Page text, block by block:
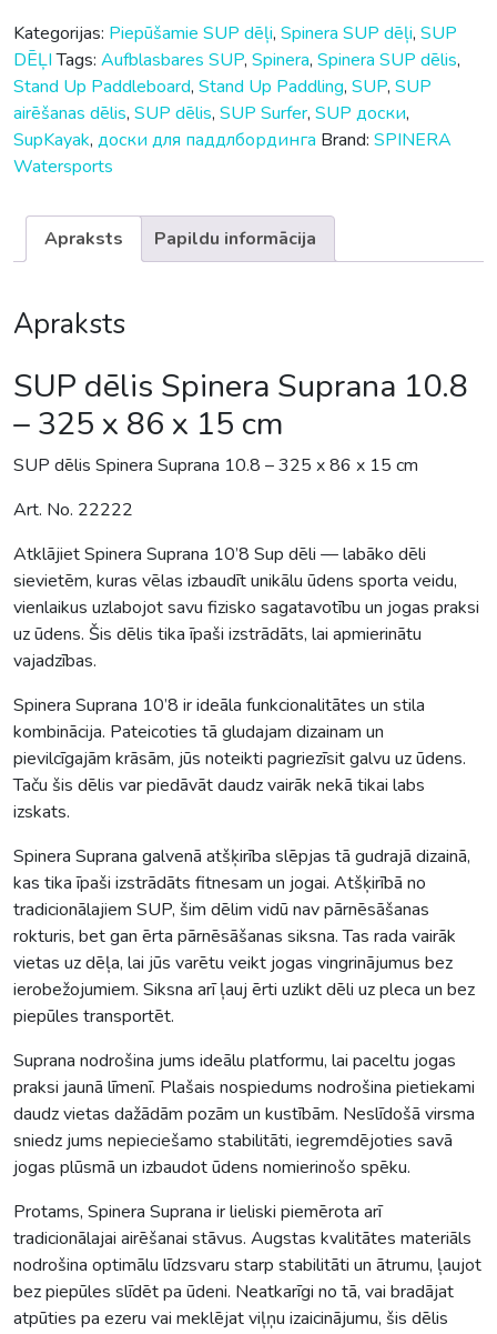
Kategorijas: Piepūšamie SUP dēļi, Spinera SUP dēļi, SUP
DĒĻI Tags: Aufblasbares SUP, Spinera, Spinera SUP dēlis,
Stand Up Paddleboard, Stand Up Paddling, SUP, SUP
airēšanas dēlis, SUP dēlis, SUP Surfer, SUP доски,
SupKayak, доски для паддлбординга Brand: SPINERA
Watersports
Apraksts Papildu informācija
Apraksts
SUP dēlis Spinera Suprana 10.8
– 325 x 86 x 15 cm
SUP dēlis Spinera Suprana 10.8 – 325 x 86 x 15 cm
Art. No. 22222
Atklājiet Spinera Suprana 10’8 Sup dēli — labāko dēli
sievietēm, kuras vēlas izbaudīt unikālu ūdens sporta veidu,
vienlaikus uzlabojot savu fizisko sagatavotību un jogas praksi
uz ūdens. Šis dēlis tika īpaši izstrādāts, lai apmierinātu
vajadzības.
Spinera Suprana 10’8 ir ideāla funkcionalitātes un stila
kombinācija. Pateicoties tā gludajam dizainam un
pievilcīgajām krāsām, jūs noteikti pagriezīsit galvu uz ūdens.
Taču šis dēlis var piedāvāt daudz vairāk nekā tikai labs
izskats.
Spinera Suprana galvenā atšķirība slēpjas tā gudrajā dizainā,
kas tika īpaši izstrādāts fitnesam un jogai. Atšķirībā no
tradicionālajiem SUP, šim dēlim vidū nav pārnēsāšanas
rokturis, bet gan ērta pārnēsāšanas siksna. Tas rada vairāk
vietas uz dēļa, lai jūs varētu veikt jogas vingrinājumus bez
ierobežojumiem. Siksna arī ļauj ērti uzlikt dēli uz pleca un bez
piepūles transportēt.
Suprana nodrošina jums ideālu platformu, lai paceltu jogas
praksi jaunā līmenī. Plašais nospiedums nodrošina pietiekami
daudz vietas dažādām pozām un kustībām. Neslīdošā virsma
sniedz jums nepieciešamo stabilitāti, iegremdējoties savā
jogas plūsmā un izbaudot ūdens nomierinošo spēku.
Protams, Spinera Suprana ir lieliski piemērota arī
tradicionālajai airēšanai stāvus. Augstas kvalitātes materiāls
nodrošina optimālu līdzsvaru starp stabilitāti un ātrumu, ļaujot
bez piepūles slīdēt pa ūdeni. Neatkarīgi no tā, vai bradājat
atpūties pa ezeru vai meklējat viļņu izaicinājumu, šis dēlis